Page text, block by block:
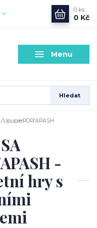
Menu
Hledat
0 ks
0 Kč
/UpupæPOP/APASH
-
hry s